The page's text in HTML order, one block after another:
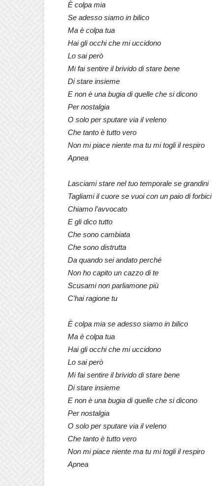
È colpa mia
Se adesso siamo in bilico
Ma è colpa tua
Hai gli occhi che mi uccidono
Lo sai però
Mi fai sentire il brivido di stare bene
Di stare insieme
E non è una bugia di quelle che si dicono
Per nostalgia
O solo per sputare via il veleno
Che tanto è tutto vero
Non mi piace niente ma tu mi togli il respiro
Apnea
Lasciami stare nel tuo temporale se grandini
Tagliami il cuore se vuoi con un paio di forbici
Chiamo l’avvocato
E gli dico tutto
Che sono cambiata
Che sono distrutta
Da quando sei andato perché
Non ho capito un cazzo di te
Scusami non parliamone più
C’hai ragione tu
È colpa mia se adesso siamo in bilico
Ma è colpa tua
Hai gli occhi che mi uccidono
Lo sai però
Mi fai sentire il brivido di stare bene
Di stare insieme
E non è una bugia di quelle che si dicono
Per nostalgia
O solo per sputare via il veleno
Che tanto è tutto vero
Non mi piace niente ma tu mi togli il respiro
Apnea